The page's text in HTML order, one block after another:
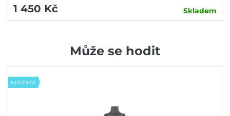
1 450 Kč Skladem
Může se hodit
NOVINKA